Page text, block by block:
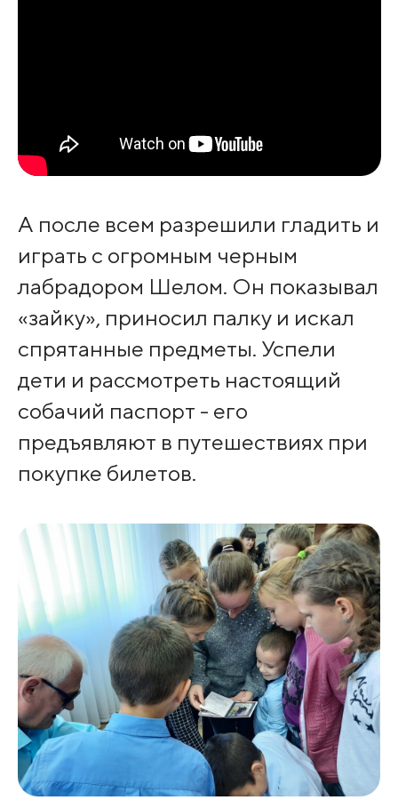
А после всем разрешили гладить и
играть с огромным черным
лабрадором Шелом. Он показывал
«зайку», приносил палку и искал
спрятанные предметы. Успели
дети и рассмотреть настоящий
собачий паспорт - его
предъявляют в путешествиях при
покупке билетов.